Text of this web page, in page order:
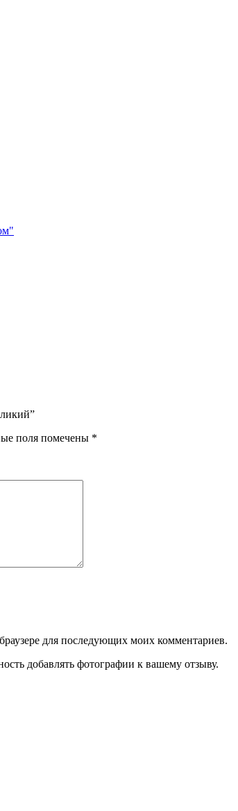
поля помечены *
для последующих моих комментариев.
добавлять фотографии к вашему отзыву.